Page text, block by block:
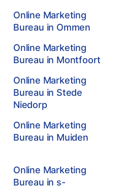
Online Marketing
Bureau in Ommen
Online Marketing
Bureau in Montfoort
Online Marketing
Bureau in Stede
Niedorp
Online Marketing
Bureau in Muiden
Online Marketing
Bureau in s-